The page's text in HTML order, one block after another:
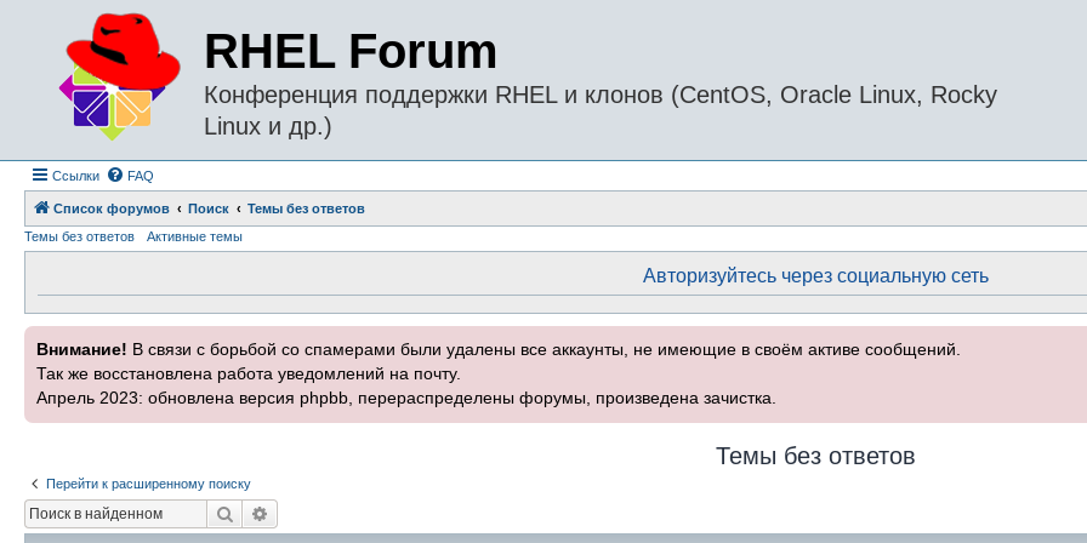
RHEL Forum
Конференция поддержки RHEL и клонов (CentOS, Oracle Linux, Rocky
Linux и др.)
Ссылки FAQ
Список форумов Поиск
Темы без ответов
Темы без ответов
Активные темы
Авторизуйтесь через социальную сеть
Внимание! В связи с борьбой со спамерами были удалены все аккаунты, не имеющие в своём активе сообщений.
Так же восстановлена работа уведомлений на почту.
Апрель 2023: обновлена версия phpbb, перераспределены форумы, произведена зачистка.
Темы без ответов
Перейти к расширенному поиску
Поиск